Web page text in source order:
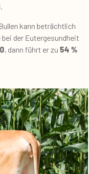
kann beträchtlich
der Eutergesundheit
, dann führt er zu 54 %